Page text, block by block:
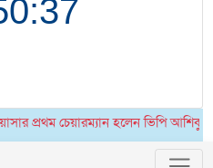
চেয়ারম্যান হলেন ভিপি আশিকুর